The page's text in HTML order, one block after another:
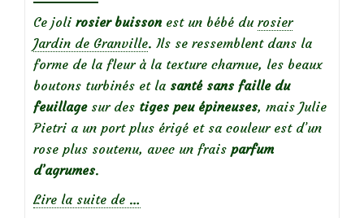
Ce joli rosier buissonest un bébé du rosier
Jardin de Granville. Ils se ressemblent dans la
forme de la fleur à la texture charnue, les beaux
boutons turbinés et la santé sans faille du
feuillagesur des tiges peu épineuses, mais Julie
Pietri a un port plus érigé et sa couleur est d’un
rose plus soutenu, avec un frais parfum
d’agrumes.
Lire la suite de …